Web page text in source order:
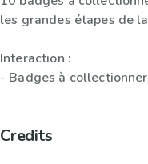
les grandes étapes de
Interaction :
- Badges à collectionner
Credits